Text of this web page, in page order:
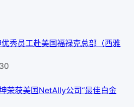
秀员工赴美国福禄克总部（西雅
荣获美国NetAlly公司“最佳白金